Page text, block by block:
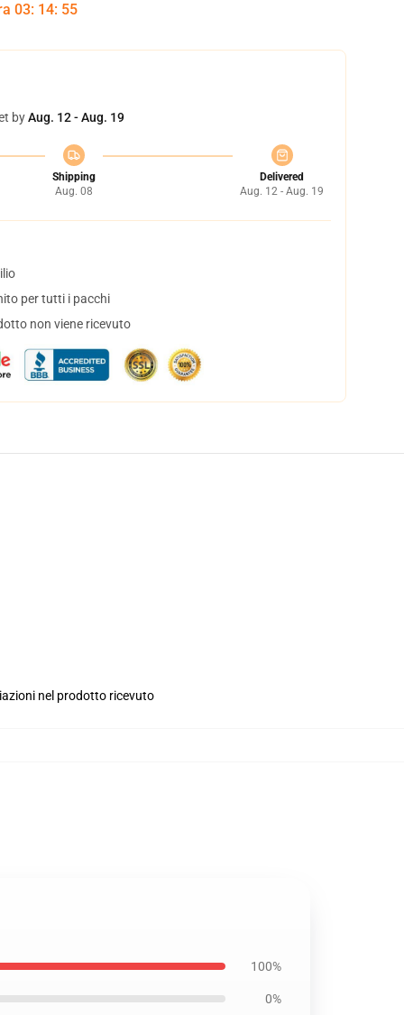
03: 14: 54
byAug. 12 - Aug. 19
Shipping
Aug. 08
Delivered
Aug. 12 - Aug. 19
per tutti i pacchi
non viene ricevuto
nel prodotto ricevuto
100%
0%